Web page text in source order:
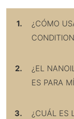
1.
¿CÓMO
2.
¿EL
ES PARA
3.
¿CUÁL ES